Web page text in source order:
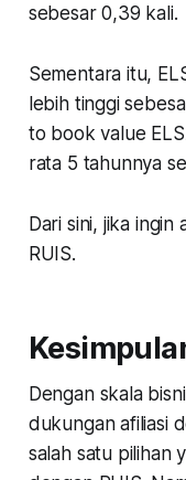
sebesar 0,39 kali.
Sementara itu,
lebih tinggi
to book value
rata 5 tahunnya
Dari sini, jika ingin
RUIS.
Dengan skala
dukungan afiliasi
salah satu pilihan